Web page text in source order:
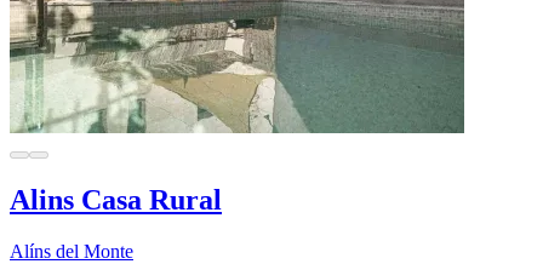
Alins Casa Rural
Alíns del Monte